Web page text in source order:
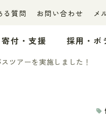
る質問 お問い合わせ メ
寄付・支援 採用・ボ
ツアーを実施しました！